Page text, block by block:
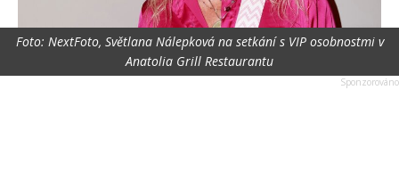
Foto: NextFoto, Světlana Nálepková na setkání s VIP osobnostmi v
Anatolia Grill Restaurantu